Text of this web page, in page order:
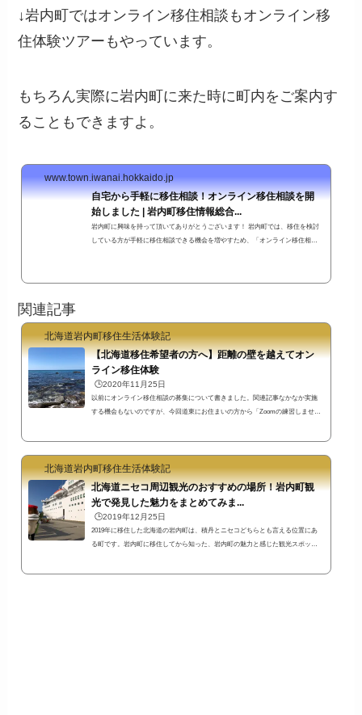
苦しいかもですが^^;）をやってみたいと思います。私が行うオンライン移住相
と」を目...
↓岩内町ではオンライン移住相談もオンライン移
住体験ツアーもやっています。
もちろん実際に岩内町に来た時に町内をご案内す
ることもできますよ。
www.town.iwanai.hokkaido.jp
自宅から手軽に移住相談！オンライン移住相談を開
始しました | 岩内町移住情報総合...
岩内町に興味を持って頂いてありがとうございます！ 岩内町では、移住を検討
している方が手軽に移住相談できる機会を増やすため、「オンライン移住相
関連記事
北海道岩内町移住生活体験記
【北海道移住希望者の方へ】距離の壁を越えてオン
ライン移住体験
🕒️2020年11月25日
以前にオンライン移住相談の募集について書きました。関連記事なかなか実施
する機会もないのですが、今回道東にお住まいの方から「Zoomの練習しません
実施した方法】私は終始スマートフォンのZoomアプリを使って岩内町のライブ
映像を配信、敷島内にある風の駐車場（ウエンドマリの絶壁前）をスタート地
点とし...
北海道岩内町移住生活体験記
北海道ニセコ周辺観光のおすすめの場所！岩内町観
光で発見した魅力をまとめてみま...
🕒️2019年12月25日
2019年に移住した北海道の岩内町は、積丹とニセコどちらとも言える位置にあ
る町です。岩内町に移住してから知った、岩内町の魅力と感じた観光スポッ